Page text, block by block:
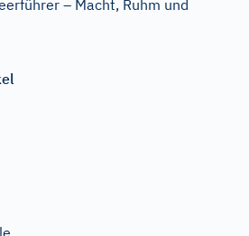
– Macht, Ruhm und